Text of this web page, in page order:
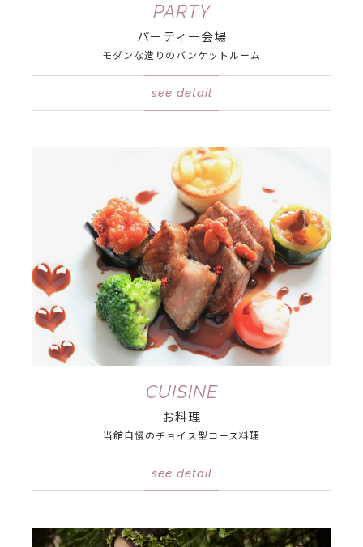
PARTY
パーティー会場
モダンな造りの バンケットルーム
see detail
CUISINE
お料理
当館自慢の チョイス型コース料理
see detail